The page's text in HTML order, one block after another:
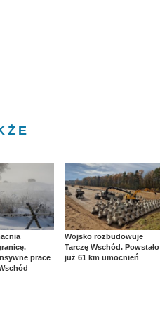
prace
Wojsko rozbudowuje
Tarczę Wschód. Powstało
już 61 km umocnień